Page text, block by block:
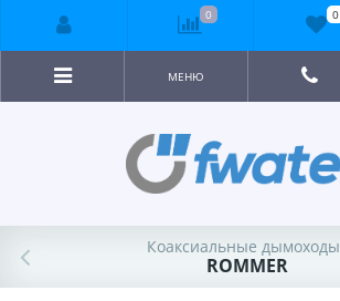
МЕНЮ
Коаксиальные дымоходы
ROMMER
0 0